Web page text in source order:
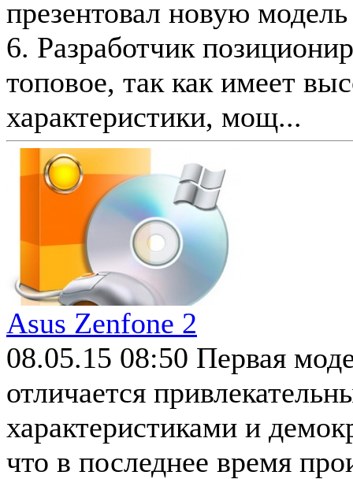
презентовал новую
6. Разработчик
топовое, так как имеет
характеристики, мощ...
Asus Zenfone 2
08.05.15 08:50 Первая
отличается
характеристиками и
что в последнее время